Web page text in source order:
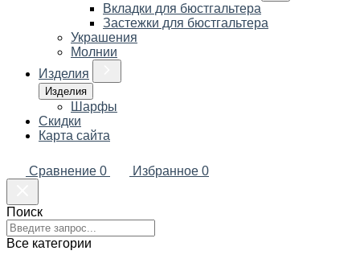
Вкладки для бюстгальтера
Застежки для бюстгальтера
Украшения
Молнии
Изделия
Изделия
Шарфы
Скидки
Карта сайта
Сравнение 0 Избранное 0
Поиск
Все категории